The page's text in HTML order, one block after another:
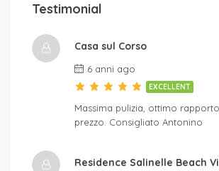
Testimonial
Casa sul Corso
6 anni ago
EXCELLENT
Massima pulizia, ottimo
prezzo. Consigliato Antonino
Residence Salinelle Beach